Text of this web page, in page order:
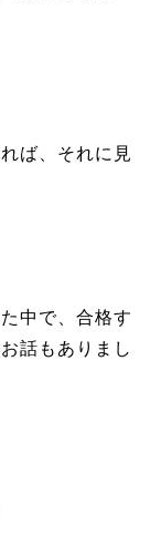
ば、それに見
中で、合格す
話もありまし